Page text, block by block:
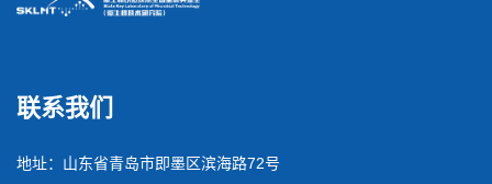
联系我们
地址：山东省青岛市即墨区滨海路72号